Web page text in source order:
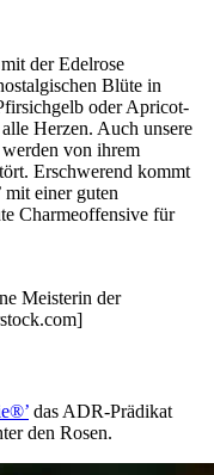
der Edelrose
Blüte in
oder Apricot-
Herzen. Auch unsere
von ihrem
Erschwerend kommt
mit einer guten
Charmeoffensive für
Meisterin der
das ADR-Prädikat
den Rosen.